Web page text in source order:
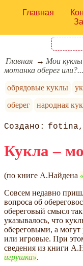
Главная
Главная Мои
мотанка оберег или?...
обрядовые куклы
оберег
народная
fotina
Кукла –
(по книге А.Найдена
Совсем недавно
вопроса об
обереговый смысл
указывалось, что
обереговыми, а могут
или игровые. При
сведения из книги
игрушка .